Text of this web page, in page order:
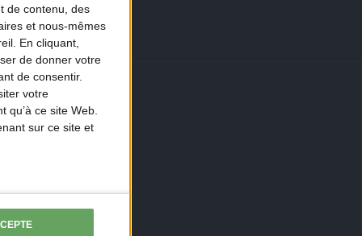
de contenu, des
et nous-mêmes
En cliquant,
de donner votre
de consentir.
votre
qu’à ce site Web.
sur ce site et